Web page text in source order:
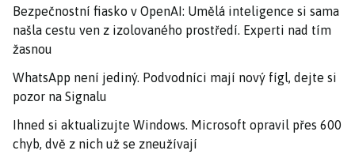
Bezpečnostní fiasko v OpenAI: Umělá inteligence si sama
našla cestu ven z izolovaného prostředí. Experti nad tím
žasnou
WhatsApp není jediný. Podvodníci mají nový fígl, dejte si
pozor na Signalu
Ihned si aktualizujte Windows. Microsoft opravil přes 600
chyb, dvě z nich už se zneužívají